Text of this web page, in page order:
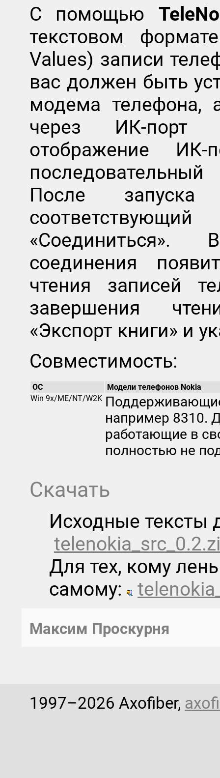
С помощью
текстовом
Values) записи
вас должен быть
модема телефона,
через ИК-порт
отображение ИК-
После запуска
соединения
чтения записей
завершения
«Экспорт книги» и
Совместимость:
ОС
Модели телефонов Nokia
Win 9x/ME/NT/W2K
например 8310.
работающие в
полностью не
Скачать
Исходные тексты
Для тех, кому
самому:
Максим Проскурня
1997–2026 Axofiber,